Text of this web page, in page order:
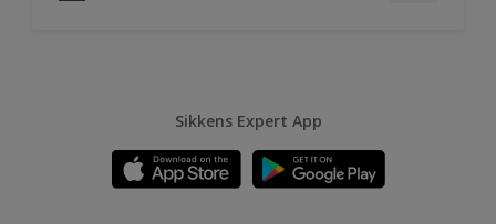
Sikkens Expert App